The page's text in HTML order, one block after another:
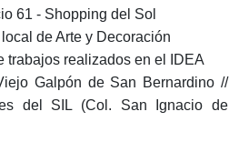
61 - Shopping del Sol
de Arte y Decoración
trabajos realizados en el IDEA
Galpón de San Bernardino //
del SIL (Col. San Ignacio de